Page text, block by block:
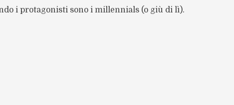
i protagonisti sono i millennials (o giù di lì).